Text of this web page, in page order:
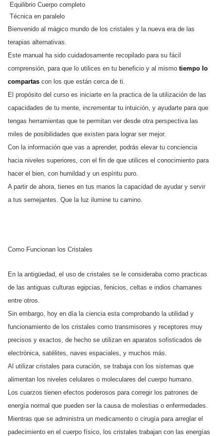
Equilibrio Cuerpo completo
Técnica en paralelo
Bienvenido al mágico mundo de los cristales y la nueva era de las
terapias alternativas.
Este manual ha sido cuidadosamente recopilado para su fácil
comprensión, para que lo utilices en tu beneficio y al mismo tiempo lo
compartas con los que están cerca de ti.
El propósito del curso es iniciarte en la practica de la utilización de las
capacidades de tu mente, incrementar tu intuición, y ayudarte para que
tengas herramientas que te permitan ver desde otra perspectiva las
miles de posibilidades que existen para lograr ser mejor.
Con la información que vas a aprender, podrás elevar tu conciencia
hacia niveles superiores, con el fin de que utilices el conocimiento para
hacer el bien, con humildad y un espíritu puro.
A partir de ahora, tienes en tus manos la capacidad de ayudar y servir
a tus semejantes. Que la luz ilumine tu camino.
Como Funcionan los Cristales
En la antigüedad, el uso de cristales se le consideraba como practicas
de las antiguas culturas egipcias, fenicios, celtas e indios chamanes
entre otros.
Sin embargo, hoy en día la ciencia esta comprobando la utilidad y
funcionamiento de los cristales como transmisores y receptores muy
precisos y exactos, de hecho se utilizan en aparatos sofisticados de
electrónica, satélites, naves espaciales, y muchos más.
Al utilizar cristales para curación, se trabaja con los sistemas que
alimentan los niveles celulares o moleculares del cuerpo humano.
Los cuarzos tienen efectos poderosos para corregir los patrones de
energía normal que pueden ser la causa de molestias o enfermedades.
Mientras que se administra un medicamento o cirugía para arreglar el
padecimiento en el cuerpo físico, los cristales trabajan con las energías